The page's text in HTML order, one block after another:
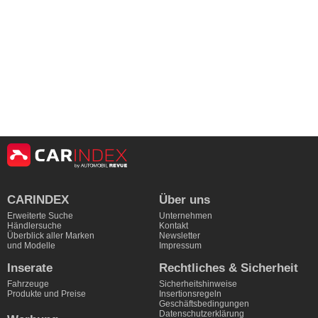
CARINDEX
Erweiterte Suche
Händlersuche
Überblick aller Marken
und Modelle
Über uns
Unternehmen
Kontakt
Newsletter
Impressum
Inserate
Fahrzeuge
Produkte und Preise
Rechtliches & Sicherheit
Sicherheitshinweise
Insertionsregeln
Geschäftsbedingungen
Datenschutzerklärung